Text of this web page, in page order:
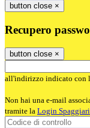
button close ×
Recupero
button close ×
all'indirizzo indicato con
Non hai una e-mail
tramite la Login Spaggiari